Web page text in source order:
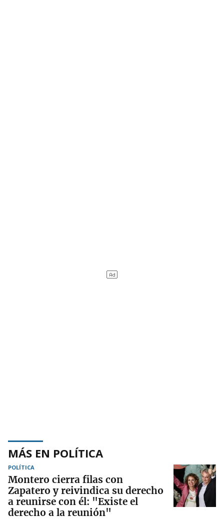
MÁS EN POLÍTICA
POLÍTICA
Montero cierra filas con
Zapatero y reivindica su derecho
a reunirse con él: "Existe el
derecho a la reunión"